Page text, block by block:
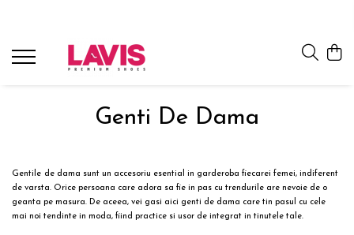
Lichidare Incaltaminte Dama
Pantofi dama casual
Ghete dama piele
Cizme dama piele
Lichidare Incaltaminte Barbati
Pantofi casual barbati
Accesorii Din Piele
Corvaris
Denis
Epica
Genti De Dama
Gentile de dama sunt un accesoriu esential in garderoba fiecarei femei, indiferent
de varsta. Orice persoana care adora sa fie in pas cu trendurile are nevoie de o
geanta pe masura. De aceea, vei gasi aici genti de dama care tin pasul cu cele
mai noi tendinte in moda, fiind practice si usor de integrat in tinutele tale.